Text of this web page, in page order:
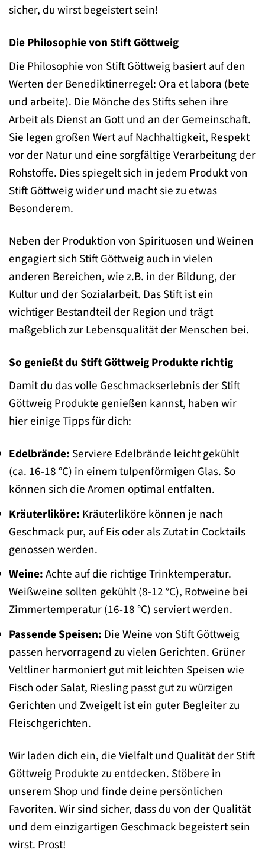
sicher, du wirst begeistert sein!
Die Philosophie von Stift Göttweig
Die Philosophie von Stift Göttweig basiert auf den
Werten der Benediktinerregel: Ora et labora (bete
und arbeite). Die Mönche des Stifts sehen ihre
Arbeit als Dienst an Gott und an der Gemeinschaft.
Sie legen großen Wert auf Nachhaltigkeit, Respekt
vor der Natur und eine sorgfältige Verarbeitung der
Rohstoffe. Dies spiegelt sich in jedem Produkt von
Stift Göttweig wider und macht sie zu etwas
Besonderem.
Neben der Produktion von Spirituosen und Weinen
engagiert sich Stift Göttweig auch in vielen
anderen Bereichen, wie z.B. in der Bildung, der
Kultur und der Sozialarbeit. Das Stift ist ein
wichtiger Bestandteil der Region und trägt
maßgeblich zur Lebensqualität der Menschen bei.
So genießt du Stift Göttweig Produkte richtig
Damit du das volle Geschmackserlebnis der Stift
Göttweig Produkte genießen kannst, haben wir
hier einige Tipps für dich:
Edelbrände: Serviere Edelbrände leicht gekühlt
(ca. 16-18 °C) in einem tulpenförmigen Glas. So
können sich die Aromen optimal entfalten.
Kräuterliköre: Kräuterliköre können je nach
Geschmack pur, auf Eis oder als Zutat in Cocktails
genossen werden.
Weine:Achte auf die richtige Trinktemperatur.
Weißweine sollten gekühlt (8-12 °C), Rotweine bei
Zimmertemperatur (16-18 °C) serviert werden.
Passende Speisen: Die Weine von Stift Göttweig
passen hervorragend zu vielen Gerichten. Grüner
Veltliner harmoniert gut mit leichten Speisen wie
Fisch oder Salat, Riesling passt gut zu würzigen
Gerichten und Zweigelt ist ein guter Begleiter zu
Fleischgerichten.
Wir laden dich ein, die Vielfalt und Qualität der Stift
Göttweig Produkte zu entdecken. Stöbere in
unserem Shop und finde deine persönlichen
Favoriten. Wir sind sicher, dass du von der Qualität
und dem einzigartigen Geschmack begeistert sein
wirst. Prost!